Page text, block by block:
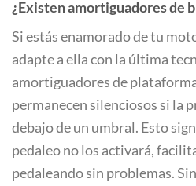
¿Existen amortiguadores de
Si estás enamorado de tu
adapte a ella con la última
amortiguadores de
permanecen silenciosos si la
debajo de un umbral. Esto
pedaleo no los activará,
pedaleando sin problemas.